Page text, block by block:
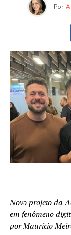
Por
Novo projeto da
em fenômeno
por Maurício